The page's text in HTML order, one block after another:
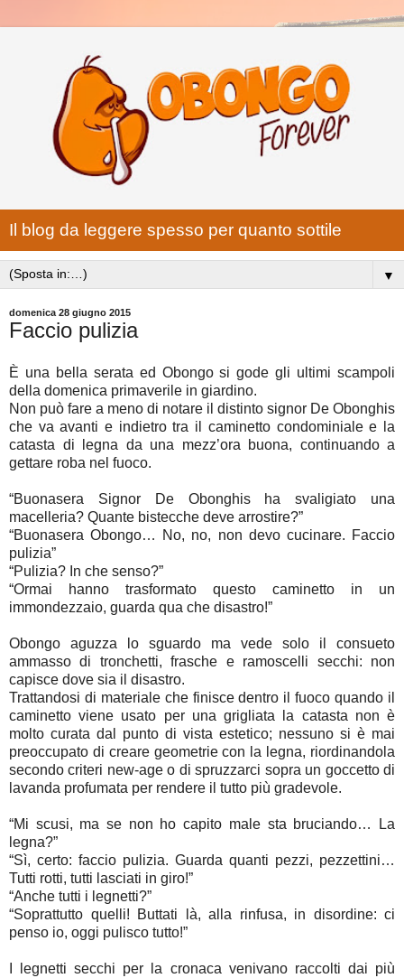
Il blog da leggere spesso per quanto sottile
▼
domenica 28 giugno 2015
Faccio pulizia
È una bella serata ed Obongo si gode gli ultimi scampoli
della domenica primaverile in giardino.
Non può fare a meno di notare il distinto signor De Obonghis
che va avanti e indietro tra il caminetto condominiale e la
catasta di legna da una mezz’ora buona, continuando a
gettare roba nel fuoco.
“Buonasera Signor De Obonghis ha svaligiato una
macelleria? Quante bistecche deve arrostire?”
“Buonasera Obongo… No, no, non devo cucinare. Faccio
pulizia”
“Pulizia? In che senso?”
“Ormai hanno trasformato questo caminetto in un
immondezzaio, guarda qua che disastro!”
Obongo aguzza lo sguardo ma vede solo il consueto
ammasso di tronchetti, frasche e ramoscelli secchi: non
capisce dove sia il disastro.
Trattandosi di materiale che finisce dentro il fuoco quando il
caminetto viene usato per una grigliata la catasta non è
molto curata dal punto di vista estetico; nessuno si è mai
preoccupato di creare geometrie con la legna, riordinandola
secondo criteri new-age o di spruzzarci sopra un goccetto di
lavanda profumata per rendere il tutto più gradevole.
“Mi scusi, ma se non ho capito male sta bruciando… La
legna?”
“Sì, certo: faccio pulizia. Guarda quanti pezzi, pezzettini…
Tutti rotti, tutti lasciati in giro!”
“Anche tutti i legnetti?”
“Soprattutto quelli! Buttati là, alla rinfusa, in disordine: ci
penso io, oggi pulisco tutto!”
I legnetti secchi per la cronaca venivano raccolti dai più